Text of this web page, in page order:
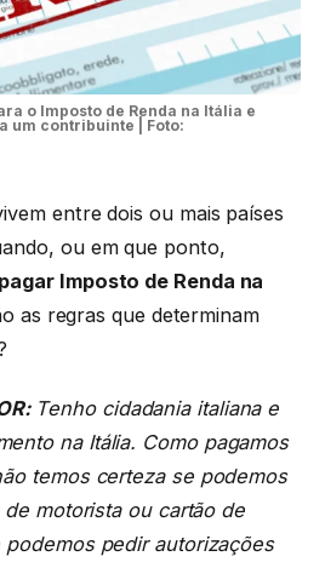
o Imposto de Renda na Itália e
um contribuinte | Foto:
entre dois ou mais países
ou em que ponto,
pagar Imposto de Renda na
as regras que determinam
Tenho cidadania italiana e
na Itália. Como pagamos
temos certeza se podemos
motorista ou cartão de
pedir autorizações